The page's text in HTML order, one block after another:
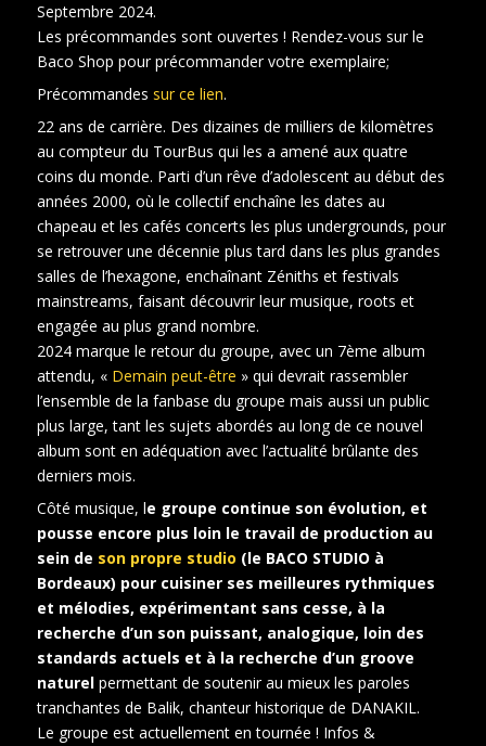
Septembre 2024.
Les précommandes sont ouvertes ! Rendez-vous sur le
Baco Shop pour précommander votre exemplaire;
Précommandessur ce lien.
22 ans de carrière. Des dizaines de milliers de kilomètres
au compteur du TourBus qui les a amené aux quatre
coins du monde. Parti d’un rêve d’adolescent au début des
années 2000, où le collectif enchaîne les dates au
chapeau et les cafés concerts les plus undergrounds, pour
se retrouver une décennie plus tard dans les plus grandes
salles de l’hexagone, enchaînant Zéniths et festivals
mainstreams, faisant découvrir leur musique, roots et
engagée au plus grand nombre.
2024 marque le retour du groupe, avec un 7ème album
attendu, « Demain peut-être » qui devrait rassembler
l’ensemble de la fanbase du groupe mais aussi un public
plus large, tant les sujets abordés au long de ce nouvel
album sont en adéquation avec l’actualité brûlante des
derniers mois.
Côté musique, le groupe continue son évolution, et
pousse encore plus loin le travail de production au
sein de son propre studio (le BACO STUDIO à
Bordeaux) pour cuisiner ses meilleures rythmiques
et mélodies, expérimentant sans cesse, à la
recherche d’un son puissant, analogique, loin des
standards actuels et à la recherche d’un groove
naturel permettant de soutenir au mieux les paroles
tranchantes de Balik, chanteur historique de DANAKIL.
Le groupe est actuellement en tournée ! Infos &